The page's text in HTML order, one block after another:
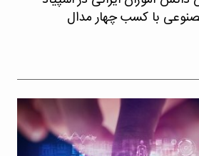
با کسب چهار مدال